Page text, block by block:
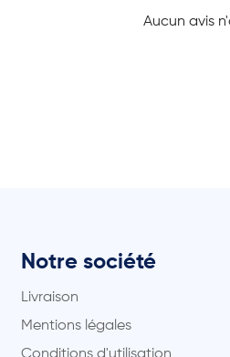
Aucun avis
Notre société
Livraison
Mentions légales